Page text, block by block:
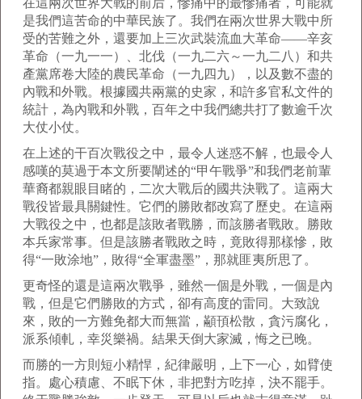
在這兩次世界大戰的前后，慘痛中的最慘痛者，可能就
是我們這苦命的中華民族了。我們在兩次世界大戰中所
受的苦難之外，還要加上三次武裝流血大革命——辛亥
革命（一九一一）、北伐（一九二六～一九二八）和共
產黨席卷大陸的農民革命（一九四九），以及數不盡的
內戰和外戰。根據國共兩黨的史家，和許多官私文件的
統計，為內戰和外戰，百年之中我們總共打了數逾千次
大仗小仗。
在上述的干百次戰役之中，最令人迷惑不解，也最令人
感嘆的莫過于本文所要闡述的“甲午戰爭”和我們老前輩
華裔都親眼目睹的，二次大戰后的國共決戰了。這兩大
戰役皆最具關鍵性。它們的勝敗都改寫了歷史。在這兩
大戰役之中，也都是該敗者戰勝，而該勝者戰敗。勝敗
本兵家常事。但是該勝者戰敗之時，竟敗得那樣慘，敗
得“一敗涂地”，敗得“全軍盡墨”，那就匪夷所思了。
更奇怪的還是這兩次戰爭，雖然一個是外戰，一個是內
戰，但是它們勝敗的方式，卻有高度的雷同。大致說
來，敗的一方難免都大而無當，顢頇松散，貪污腐化，
派系傾軋，幸災樂禍。結果天倒大家滅，悔之已晚。
而勝的一方則短小精悍，紀律嚴明，上下一心，如臂使
指。處心積慮、不眠下休，非把對方吃掉，決不罷手。